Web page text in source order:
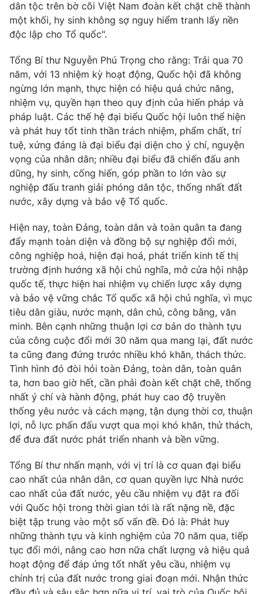
dân tộc trên bờ cõi Việt Nam đoàn kết chặt chẽ thành
một khối, hy sinh không sợ nguy hiểm tranh lấy nền
độc lập cho Tổ quốc".
Tổng Bí thư Nguyễn Phú Trọng cho rằng: Trải qua 70
năm, với 13 nhiệm kỳ hoạt động, Quốc hội đã không
ngừng lớn mạnh, thực hiện có hiệu quả chức năng,
nhiệm vụ, quyền hạn theo quy định của hiến pháp và
pháp luật. Các thế hệ đại biểu Quốc hội luôn thể hiện
và phát huy tốt tinh thần trách nhiệm, phẩm chất, trí
tuệ, xứng đáng là đại biểu đại diện cho ý chí, nguyện
vọng của nhân dân; nhiều đại biểu đã chiến đấu anh
dũng, hy sinh, cống hiến, góp phần to lớn vào sự
nghiệp đấu tranh giải phóng dân tộc, thống nhất đất
nước, xây dựng và bảo vệ Tổ quốc.
Hiện nay, toàn Đảng, toàn dân và toàn quân ta đang
đẩy mạnh toàn diện và đồng bộ sự nghiệp đổi mới,
công nghiệp hoá, hiện đại hoá, phát triển kinh tế thị
trường định hướng xã hội chủ nghĩa, mở cửa hội nhập
quốc tế, thực hiện hai nhiệm vụ chiến lược xây dựng
và bảo vệ vững chắc Tổ quốc xã hội chủ nghĩa, vì mục
tiêu dân giàu, nước mạnh, dân chủ, công bằng, văn
minh. Bên cạnh những thuận lợi cơ bản do thành tựu
của công cuộc đổi mới 30 năm qua mang lại, đất nước
ta cũng đang đứng trước nhiều khó khăn, thách thức.
Tình hình đó đòi hỏi toàn Đảng, toàn dân, toàn quân
ta, hơn bao giờ hết, cần phải đoàn kết chặt chẽ, thống
nhất ý chí và hành động, phát huy cao độ truyền
thống yêu nước và cách mạng, tận dụng thời cơ, thuận
lợi, nỗ lực phấn đấu vượt qua mọi khó khăn, thử thách,
để đưa đất nước phát triển nhanh và bền vững.
Tổng Bí thư nhấn mạnh, với vị trí là cơ quan đại biểu
cao nhất của nhân dân, cơ quan quyền lực Nhà nước
cao nhất của đất nước, yêu cầu nhiệm vụ đặt ra đối
với Quốc hội trong thời gian tới là rất nặng nề, đặc
biệt tập trung vào một số vấn đề. Đó là: Phát huy
những thành tựu và kinh nghiệm của 70 năm qua, tiếp
tục đổi mới, nâng cao hơn nữa chất lượng và hiệu quả
hoạt động để đáp ứng tốt nhất yêu cầu, nhiệm vụ
chính trị của đất nước trong giai đoạn mới. Nhận thức